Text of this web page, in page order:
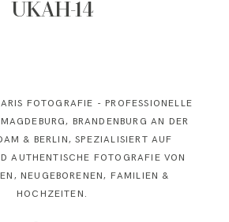
UKAH-14
FOTOGRAFIE - PROFESSIONELLE
BRANDENBURG AN DER
& BERLIN, SPEZIALISIERT AUF
AUTHENTISCHE FOTOGRAFIE VON
NEUGEBORENEN, FAMILIEN &
HOCHZEITEN.